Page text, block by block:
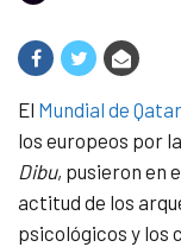
El Mundial de Qatar
los europeos por
Dibu, pusieron en
actitud de los
psicológicos y los